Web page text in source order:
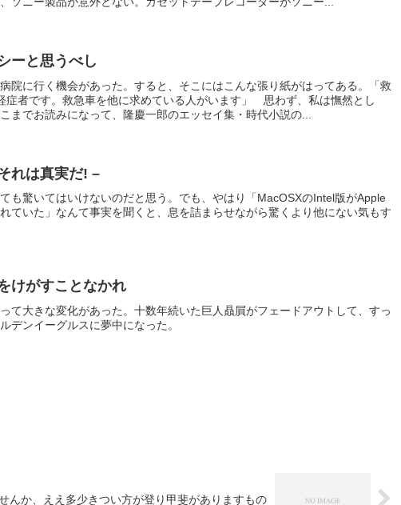
ーと思うべし
院に行く機会があった。すると、そこにはこんな張り紙がはってある。「救
症者です。救急車を他に求めている人がいます」 思わず、私は憮然とし
でお読みになって、隆慶一郎のエッセイ集・時代小説の...
れは真実だ! –
も驚いてはいけないのだと思う。でも、やはり「MacOSXのIntel版がApple
ていた」なんて事実を聞くと、息を詰まらせながら驚くより他にない気もす
けがすことなかれ
て大きな変化があった。十数年続いた巨人贔屓がフェードアウトして、すっ
デンイーグルスに夢中になった。
んか、ええ多少きつい方が登り甲斐がありますもの